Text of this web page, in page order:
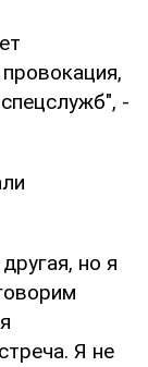
-
но я
Я не